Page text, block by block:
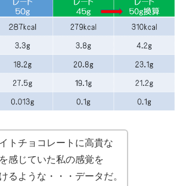
トチョコレートに高貴な
感じていた私の感覚を
るような・・・データだ。